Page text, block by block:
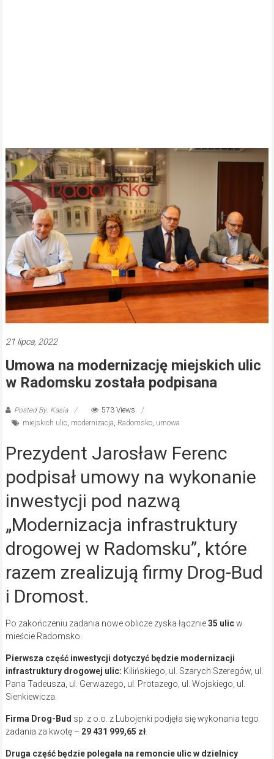
21 lipca, 2022
Umowa na modernizację miejskich ulic
w Radomsku została podpisana
Posted By: Kasia
573 Views
miejskich ulic, modernizacja, Radomsko, umowa
Prezydent Jarosław Ferenc
podpisał umowy na wykonanie
inwestycji pod nazwą
„Modernizacja infrastruktury
drogowej w Radomsku”, które
razem zrealizują firmy Drog-Bud
i Dromost.
Po zakończeniu zadania nowe oblicze zyska łącznie35 ulicw
mieście Radomsko.
Pierwsza część inwestycji dotyczyć będzie modernizacji
infrastruktury drogowej ulic: Kilińskiego, ul. Szarych Szeregów, ul.
Pana Tadeusza, ul. Gerwazego, ul. Protazego, ul. Wojskiego, ul.
Sienkiewicza.
Firma Drog-Bud sp. z o.o. z Lubojenki podjęła się wykonania tego
zadania za kwotę – 29 431 999,65 zł.
Druga część będzie polegała na remoncie ulic w dzielnicy